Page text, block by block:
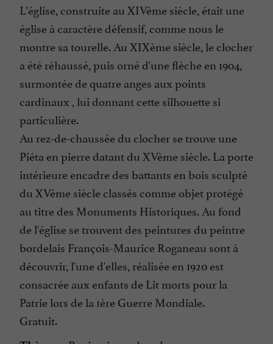
L’église, construite au XIVème siècle, était une
église à caractère défensif, comme nous le
montre sa tourelle. Au XIXème siècle, le clocher
a été réhaussé, puis orné d'une flèche en 1904,
surmontée de quatre anges aux points
cardinaux , lui donnant cette silhouette si
particulière.
Au rez-de-chaussée du clocher se trouve une
Piéta en pierre datant du XVème siècle. La porte
intérieure encadre des battants en bois sculpté
du XVème siècle classés comme objet protégé
au titre des Monuments Historiques. Au fond
de l'église se trouvent des peintures du peintre
bordelais François-Maurice Roganeau sont à
découvrir, l'une d'elles, réalisée en 1920 est
consacrée aux enfants de Lit morts pour la
Patrie lors de la 1ère Guerre Mondiale.
Gratuit.